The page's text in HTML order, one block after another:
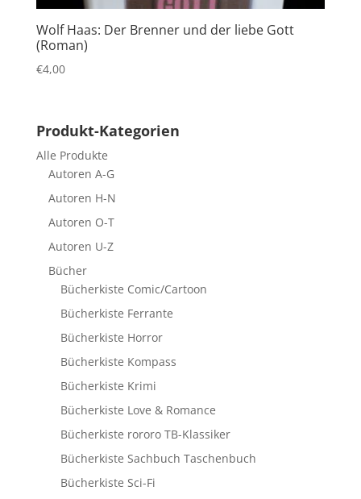
Wolf Haas: Der Brenner und der liebe Gott
(Roman)
€4,00
Produkt-Kategorien
Alle Produkte
Autoren A-G
Autoren H-N
Autoren O-T
Autoren U-Z
Bücher
Bücherkiste Comic/Cartoon
Bücherkiste Ferrante
Bücherkiste Horror
Bücherkiste Kompass
Bücherkiste Krimi
Bücherkiste Love & Romance
Bücherkiste rororo TB-Klassiker
Bücherkiste Sachbuch Taschenbuch
Bücherkiste Sci-Fi